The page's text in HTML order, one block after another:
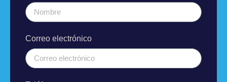
Correo electrónico